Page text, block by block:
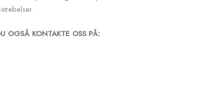
OGSÅ KONTAKTE OSS PÅ: